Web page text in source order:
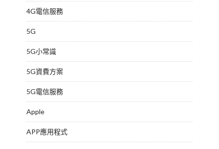
4G電信服務
5G
5G小常識
5G資費方案
5G電信服務
Apple
APP應用程式